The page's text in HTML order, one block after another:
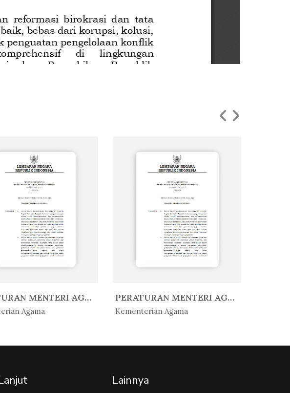
PERATURAN MENTERI AGAMA REPUBLIK...
Agama
PERATURAN MENTERI AGAMA REPUBLIK...
Kementerian Agama
In Peratur...
Lainnya